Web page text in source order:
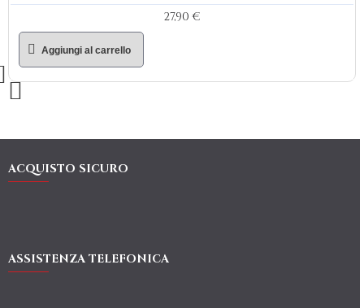
27,90 €
Aggiungi al carrello
ACQUISTO SICURO
ASSISTENZA TELEFONICA